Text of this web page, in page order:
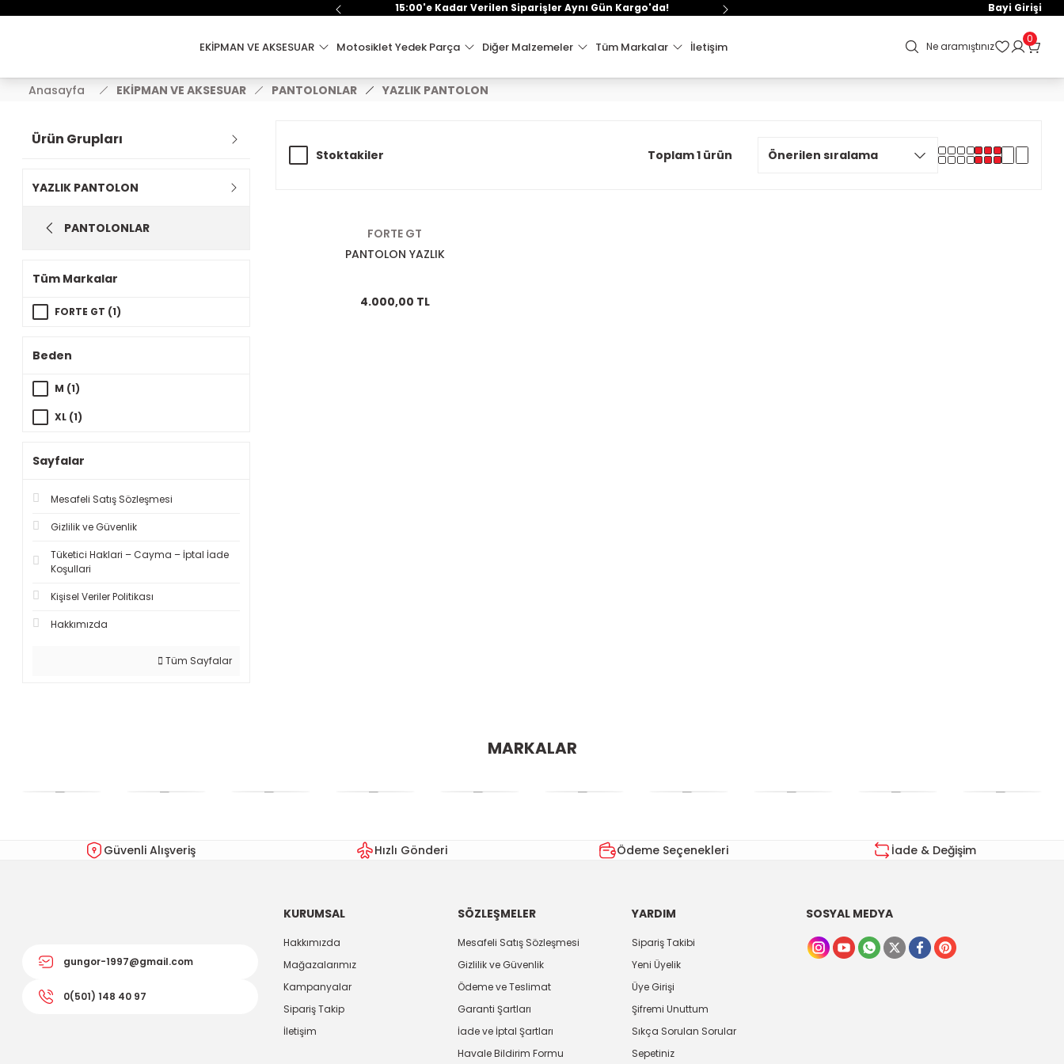
15:00'e Kadar Verilen Siparişler Aynı Gün Kargo'da! Bayi Girişi
EKİPMAN VE AKSESUAR Motosiklet Yedek Parça Diğer Malzemeler Tüm Markalar İletişim Ne aramıştınız
0
Anasayfa EKİPMAN VE AKSESUAR PANTOLONLAR YAZLIK PANTOLON
Ürün Grupları
YAZLIK PANTOLON
PANTOLONLAR
Tüm Markalar
FORTE GT (1)
Beden
M (1)
XL (1)
Sayfalar
Mesafeli Satış Sözleşmesi
Gizlilik ve Güvenlik
Tüketici Haklari – Cayma – İptal İade
Koşullari
Kişisel Veriler Politikası
Hakkımızda
Tüm Sayfalar
Stoktakiler Toplam 1 ürün
FORTE GT
PANTOLON YAZLIK
4.000,00 TL
MARKALAR
Güvenli Alışveriş Hızlı Gönderi Ödeme Seçenekleri İade & Değişim
gungor-1997@gmail.com
0(501) 148 40 97
KURUMSAL
Hakkımızda
Mağazalarımız
Kampanyalar
Sipariş Takip
İletişim
SÖZLEŞMELER
Mesafeli Satış Sözleşmesi
Gizlilik ve Güvenlik
Ödeme ve Teslimat
Garanti Şartları
İade ve İptal Şartları
Havale Bildirim Formu
YARDIM
Sipariş Takibi
Yeni Üyelik
Üye Girişi
Şifremi Unuttum
Sıkça Sorulan Sorular
Sepetiniz
SOSYAL MEDYA